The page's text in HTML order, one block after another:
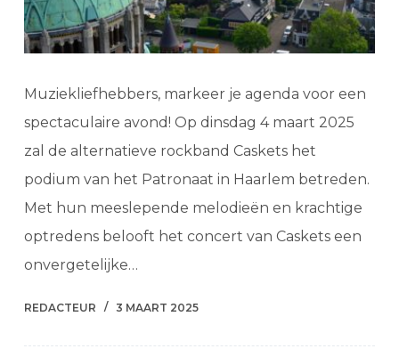
Muziekliefhebbers, markeer je agenda voor een
spectaculaire avond! Op dinsdag 4 maart 2025
zal de alternatieve rockband Caskets het
podium van het Patronaat in Haarlem betreden.
Met hun meeslepende melodieën en krachtige
optredens belooft het concert van Caskets een
onvergetelijke…
REDACTEUR 3 MAART 2025